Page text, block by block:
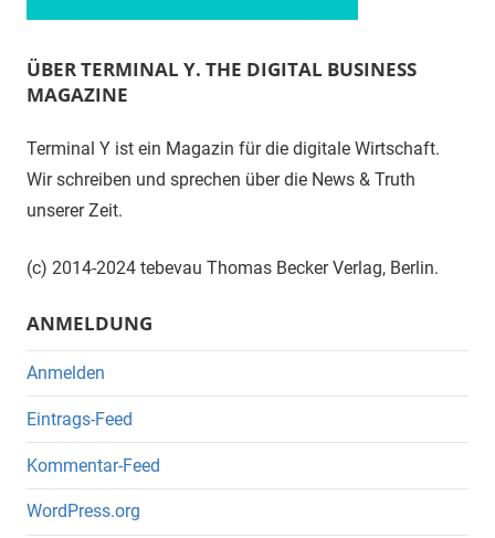
ÜBER TERMINAL Y. THE DIGITAL BUSINESS
MAGAZINE
Terminal Y ist ein Magazin für die digitale Wirtschaft.
Wir schreiben und sprechen über die News & Truth
unserer Zeit.
(c) 2014-2024 tebevau Thomas Becker Verlag, Berlin.
ANMELDUNG
Anmelden
Eintrags-Feed
Kommentar-Feed
WordPress.org